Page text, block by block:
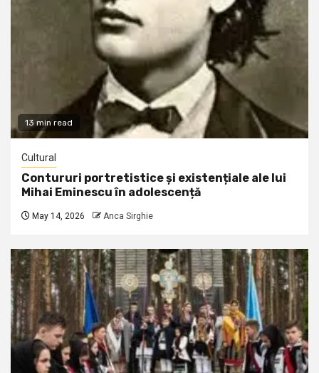
13 min read
Cultural
Contururi portretistice și existențiale ale lui
Mihai Eminescu în adolescență
May 14, 2026 Anca Sirghie